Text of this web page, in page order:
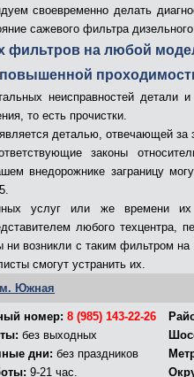
своевременно делать
сажевого фильтра
фильтров на любой
повышенной
неисправностей детали и
то есть прочистки.
деталью, отвечающей за
законы
внедорожнике заграницу
услуг или же времени их
любого техцентра,
ни возникли с таким фильтром
смогут устранить их.
м. Южная
номер:8 (985) 143-22-26
без выходных
дни: без праздников
9-21 час.